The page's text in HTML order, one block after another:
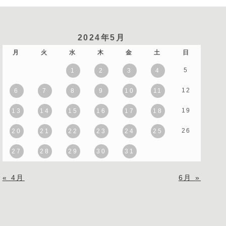
2024年5月
月 火 水 木 金 土 日
1 2 3 4 5
6 7 8 9 10 11 12
13 14 15 16 17 18 19
20 21 22 23 24 25 26
27 28 29 30 31
« 4月 6月 »